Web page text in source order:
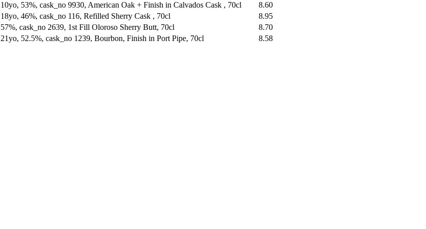
10yo, 53%, cask_no 9930, American Oak + Finish in Calvados Cask , 70cl
8.60
18yo, 46%, cask_no 116, Refilled Sherry Cask , 70cl
8.95
57%, cask_no 2639, 1st Fill Oloroso Sherry Butt, 70cl
8.70
21yo, 52.5%, cask_no 1239, Bourbon, Finish in Port Pipe, 70cl 8.58